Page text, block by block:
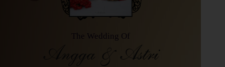
The Wedding Of
Angga & Astri